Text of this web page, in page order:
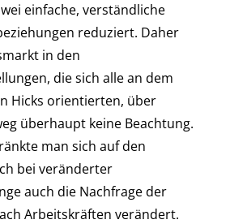
einfache, verständliche
reduziert. Daher
in den
die sich alle an dem
Hicks orientierten, über
überhaupt keine Beachtung.
man sich auf den
bei veränderter
auch die Nachfrage der
Arbeitskräften verändert.